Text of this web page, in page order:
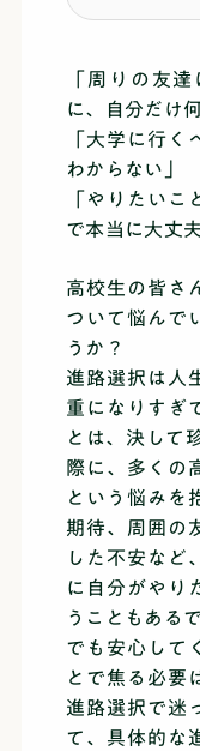
「周りの友
に、自分だけ
「大学に行く
わからない」
「やりたいこ
で本当に大丈
高校生の皆さ
ついて悩んで
うか？
進路選択は人
重になりすぎ
とは、決して
際に、多くの
という悩みを
期待、周囲の
した不安など
に自分がやり
うこともある
でも安心して
とで焦る必要
進路選択で迷
て、具体的な